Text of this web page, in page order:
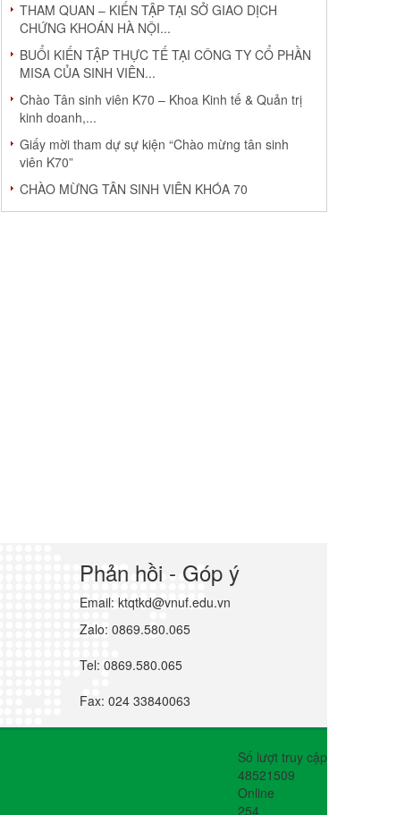
THAM QUAN – KIẾN TẬP TẠI SỞ GIAO DỊCH
CHỨNG KHOÁN HÀ NỘI...
BUỔI KIẾN TẬP THỰC TẾ TẠI CÔNG TY CỔ PHẦN
MISA CỦA SINH VIÊN...
Chào Tân sinh viên K70 – Khoa Kinh tế & Quản trị
kinh doanh,...
Giấy mời tham dự sự kiện “Chào mừng tân sinh
viên K70”
CHÀO MỪNG TÂN SINH VIÊN KHÓA 70
Phản hồi - Góp ý
Email: ktqtkd@vnuf.edu.vn
Zalo: 0869.580.065
Tel: 0869.580.065
Fax: 024 33840063
Số lượt truy cập
48521509
Online
254